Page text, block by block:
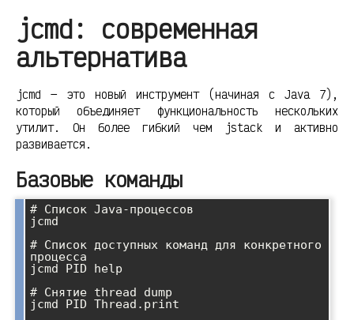
jcmd: современная
альтернатива
jcmd — это новый инструмент (начиная с Java 7),
который объединяет функциональность нескольких
утилит. Он более гибкий чем jstack и активно
развивается.
Базовые команды
# Список Java-процессов
jcmd
# Список доступных команд для конкретного
процесса
jcmd PID help
# Снятие thread dump
jcmd PID Thread.print